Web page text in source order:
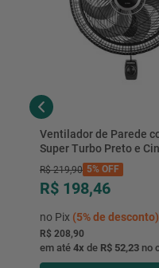
Ventilador de Parede
Super Turbo Preto e
220V 140W - VTX-40P-
R$ 219,90 5% OFF
R$ 198,46
no Pix (5%de desconto)
R$ 208,90
em até 4x de R$ 52,23 no